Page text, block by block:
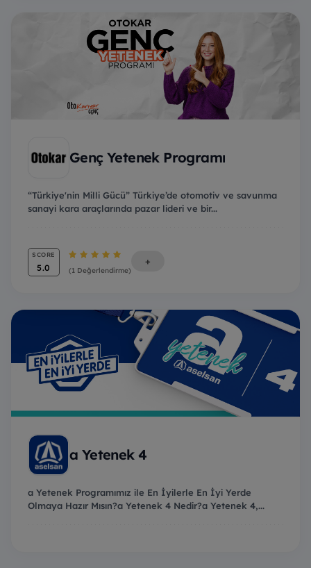
Genç Yetenek Programı
“Türkiye'nin Milli Gücü” Türkiye’de otomotiv ve savunma
sanayi kara araçlarında pazar lideri ve bir...
SCORE
5.0 (1 Değerlendirme)
+
a Yetenek 4
a Yetenek Programımız ile En İyilerle En İyi Yerde
Olmaya Hazır Mısın?a Yetenek 4 Nedir?a Yetenek 4,...